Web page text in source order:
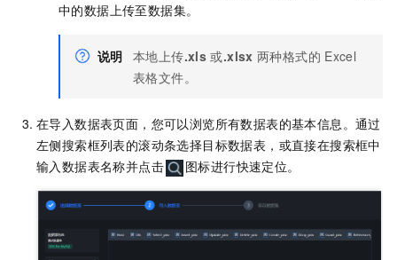
中的数据上传至数据集。
说明 本地上传.xls 或.xlsx 两种格式的 Excel
表格文件。
在导入数据表页面，您可以浏览所有数据表的基本信息。通过
左侧搜索框列表的滚动条选择目标数据表，或直接在搜索框中
输入数据表名称并点击
图标进行快速定位。